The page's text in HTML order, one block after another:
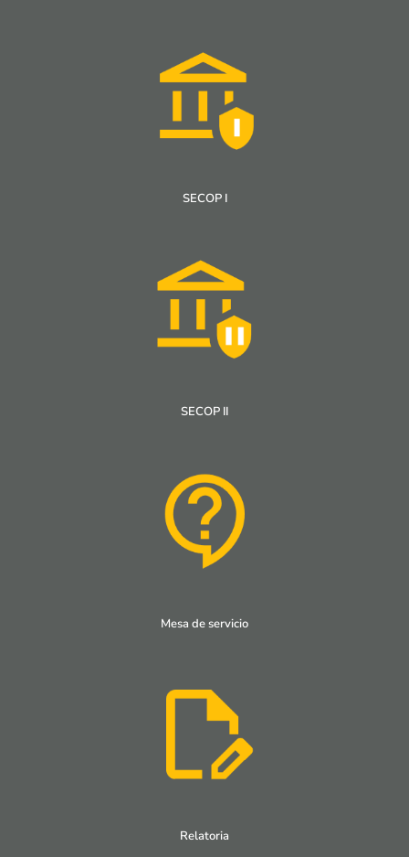
SECOP I
SECOP II
Mesa de servicio
Relatoria